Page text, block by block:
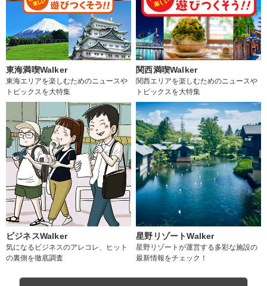
東海満喫Walker
東海エリアを楽しむためのニュースや
トピックスを大特集
関西満喫Walker
関西エリアを楽しむためのニュースや
トピックスを大特集
ビジネスWalker
気になるビジネスのアレコレ、ヒット
の裏側を徹底調査
星野リゾートWalker
星野リゾートが運営する多彩な施設の
最新情報をチェック！